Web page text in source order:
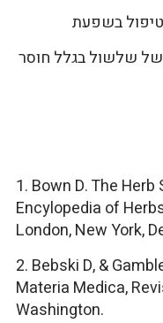
של שלשול בגלל חוסר
1. Bown D. The
Encylopedia of
London, New York,
2. Bebski D, &
Materia Medica,
Washington.